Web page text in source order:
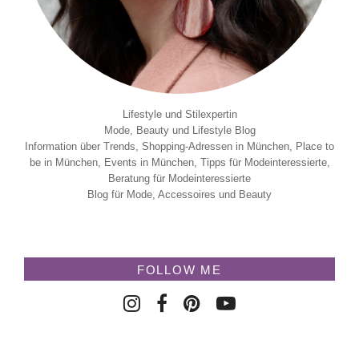
Lifestyle und Stilexpertin
Mode, Beauty und Lifestyle Blog
Information über Trends, Shopping-Adressen in München, Place to
be in München, Events in München, Tipps für Modeinteressierte,
Beratung für Modeinteressierte
Blog für Mode, Accessoires und Beauty
FOLLOW ME